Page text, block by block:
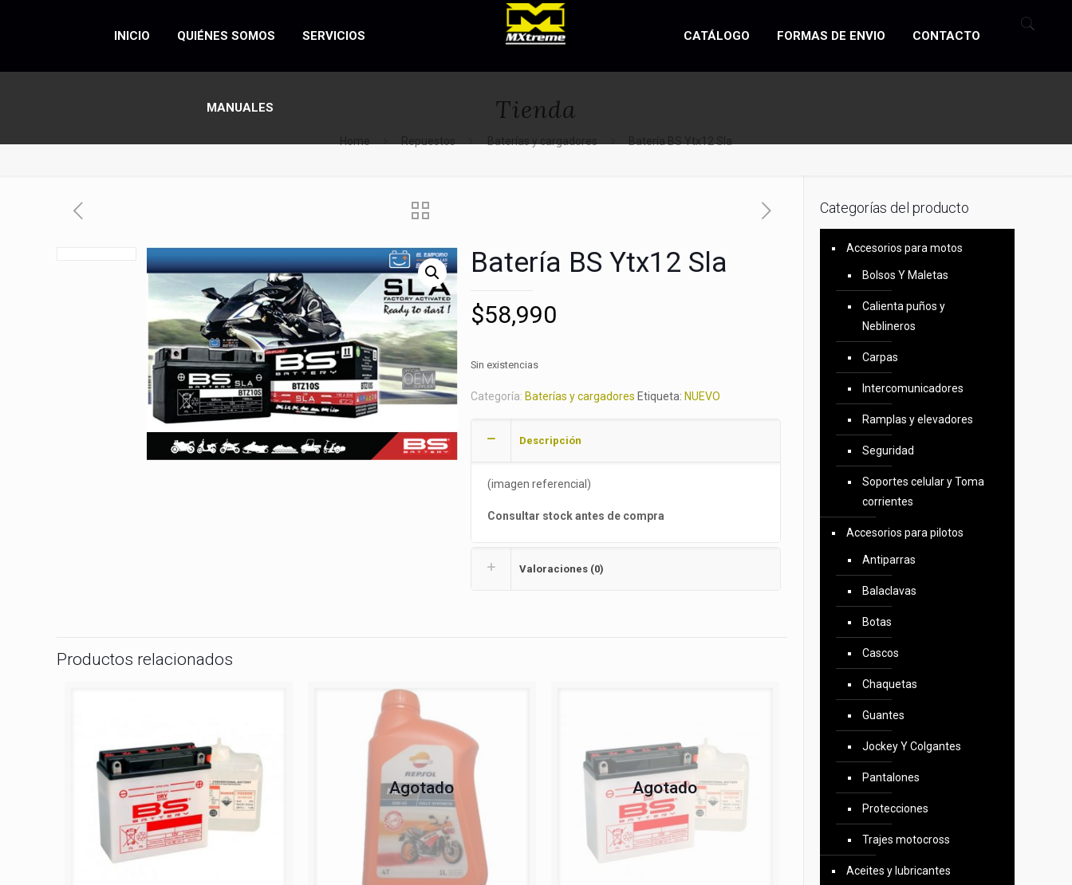
INICIO QUIÉNES SOMOS SERVICIOS
MANUALES
CATÁLOGO FORMAS DE ENVIO CONTACTO
Tienda
Batería BS Ytx12 Sla
$58,990
Sin existencias
Categoría: Baterías y cargadores Etiqueta: NUEVO
Descripción
(imagen referencial)
Consultar stock antes de compra
Valoraciones (0)
Productos relacionados
Agotado Agotado
Categorías del producto
Accesorios para motos
Bolsos Y Maletas
Calienta puños y
Neblineros
Carpas
Intercomunicadores
Ramplas y elevadores
Seguridad
Soportes celular y Toma
corrientes
Accesorios para pilotos
Antiparras
Balaclavas
Botas
Cascos
Chaquetas
Guantes
Jockey Y Colgantes
Pantalones
Protecciones
Trajes motocross
Aceites y lubricantes